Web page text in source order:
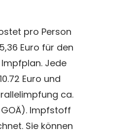
pro Person
Euro für den
Jede
Euro und
ca.
Impfstoff
Sie können